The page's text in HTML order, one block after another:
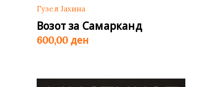
Гузел Јахина
Возот за Самарканд
600,00 ден